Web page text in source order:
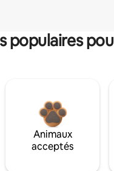
populaires
Animaux
acceptés